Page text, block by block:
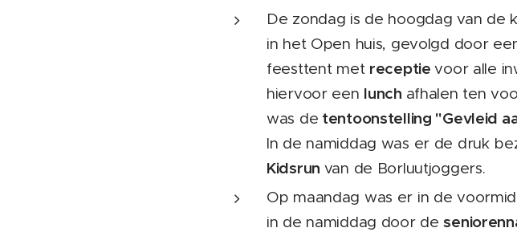
De zondag is de hoogdag van de
in het Open huis, gevolgd door
feesttent met receptievoor alle
hiervoor een lunch afhalen ten
was de tentoonstelling "Gevleid
In de namiddag was er de druk
Kidsrun van de Borluutjoggers.
Op maandag was er in de
in de namiddag door de